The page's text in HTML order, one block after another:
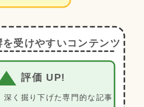
を受けやすいコンテンツ
評価 UP!
深く掘り下げた専門的な記事